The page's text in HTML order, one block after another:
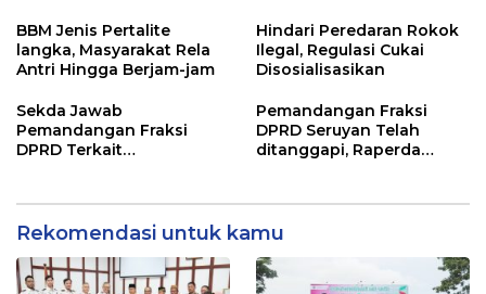
BBM Jenis Pertalite
langka, Masyarakat Rela
Antri Hingga Berjam-jam
Hindari Peredaran Rokok
Ilegal, Regulasi Cukai
Disosialisasikan
Sekda Jawab
Pemandangan Fraksi
DPRD Terkait
2024
Pemandangan Fraksi
DPRD Seruyan Telah
ditanggapi, Raperda
Rekomendasi untuk kamu